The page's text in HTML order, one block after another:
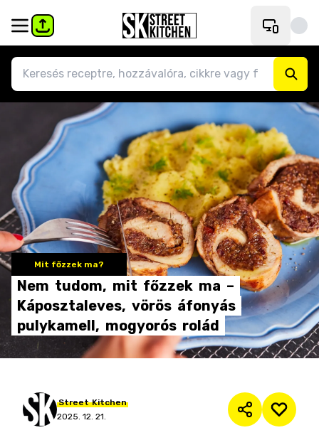
Mit főzzek ma?
Nem tudom, mit főzzek ma –
Káposztaleves, vörös áfonyás
pulykamell, mogyorós rolád
Street Kitchen
2025. 12. 21.